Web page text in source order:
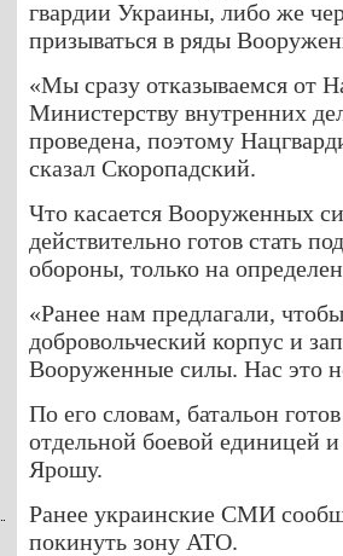
гвардии Украины, либо же
призываться в ряды
«Мы сразу отказываемся от
Министерству внутренних
проведена, поэтому
сказал Скоропадский.
Что касается Вооруженных
действительно готов стать
обороны, только на
«Ранее нам предлагали,
добровольческий корпус и
Вооруженные силы. Нас это
По его словам, батальон
отдельной боевой единицей
Ярошу.
Ранее украинские СМИ
покинуть зону АТО.